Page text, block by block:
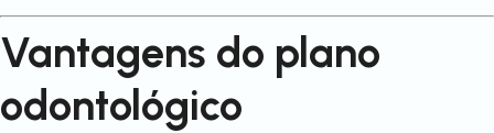
Vantagens do plano
odontológico